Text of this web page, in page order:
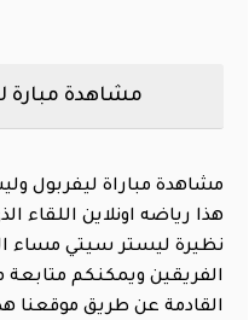
مشاهدة مبارة
مشاهدة مباراة ليفربول
هذا رياضه اونلاين اللقاء
نظيرة ليستر سيتي مساء
الفريقين ويمكنكم متابعة
القادمة عن طريق موقعنا